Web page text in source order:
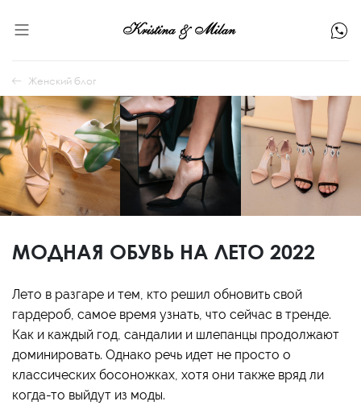
Женский блог
МОДНАЯ ОБУВЬ НА ЛЕТО 2022
Лето в разгаре и тем, кто решил обновить свой
гардероб, самое время узнать, что сейчас в тренде.
Как и каждый год, сандалии и шлепанцы продолжают
доминировать. Однако речь идет не просто о
классических босоножках, хотя они также вряд ли
когда-то выйдут из моды.